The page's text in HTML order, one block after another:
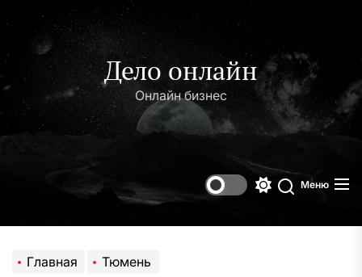
содержимому
Дело онлайн
Онлайн бизнес
Поиск
Меню
Главная Тюмень